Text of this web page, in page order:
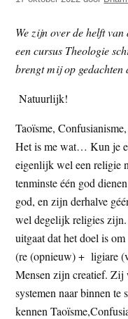
i
t
e
z
e
s
e
We zijn over de helft
een cursus Theologie
brengt mij op
Natuurlijk!
Taoïsme,
Het is me wat… Kun je
eigenlijk wel een religie
tenminste één god
god, en zijn derhalve
wel degelijk religies zijn.
uitgaat dat het doel is
(re (opnieuw) + ligiare
Mensen zijn creatief.
systemen naar binnen
kennen